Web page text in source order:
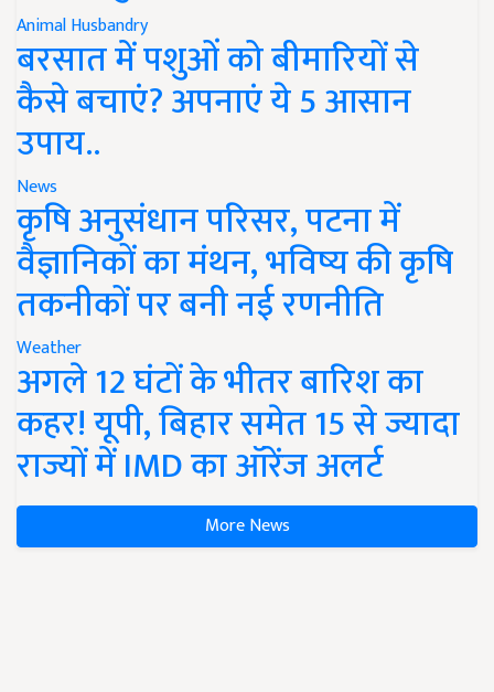
Animal Husbandry
बरसात में पशुओं को बीमारियों से
कैसे बचाएं? अपनाएं ये 5 आसान
उपाय..
News
कृषि अनुसंधान परिसर, पटना में
वैज्ञानिकों का मंथन, भविष्य की कृषि
तकनीकों पर बनी नई रणनीति
Weather
अगले 12 घंटों के भीतर बारिश का
कहर! यूपी, बिहार समेत 15 से ज्यादा
राज्यों में IMD का ऑरेंज अलर्ट
More News